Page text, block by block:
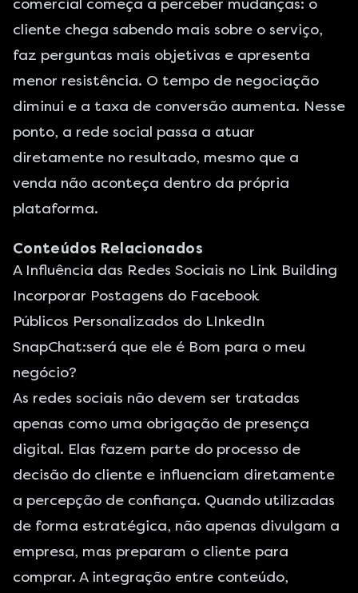
comercial começa a perceber mudanças: o
cliente chega sabendo mais sobre o serviço,
faz perguntas mais objetivas e apresenta
menor resistência. O tempo de negociação
diminui e a taxa de conversão aumenta. Nesse
ponto, a rede social passa a atuar
diretamente no resultado, mesmo que a
venda não aconteça dentro da própria
plataforma.
Conteúdos Relacionados
A Influência das Redes Sociais no Link Building
Incorporar Postagens do Facebook
Públicos Personalizados do LInkedIn
SnapChat:será que ele é Bom para o meu
negócio?
As redes sociais não devem ser tratadas
apenas como uma obrigação de presença
digital. Elas fazem parte do processo de
decisão do cliente e influenciam diretamente
a percepção de confiança. Quando utilizadas
de forma estratégica, não apenas divulgam a
empresa, mas preparam o cliente para
comprar. A integração entre conteúdo,